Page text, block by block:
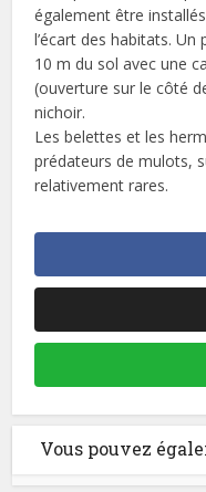
également être
l’écart des habitats. Un
10 m du sol avec une
(ouverture sur le côté
nichoir.
Les belettes et les
prédateurs de mulots,
relativement rares.
Vous pouvez